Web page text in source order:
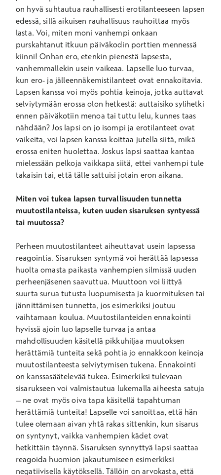
on hyvä suhtautua rauhallisesti erotilanteeseen lapsen
edessä, sillä aikuisen rauhallisuus rauhoittaa myös
lasta. Voi, miten moni vanhempi onkaan
purskahtanut itkuun päiväkodin porttien mennessä
kiinni! Onhan ero, etenkin pienestä lapsesta,
vanhemmallekin usein vaikeaa. Lapselle luo turvaa,
kun ero- ja jälleennäkemistilanteet ovat ennakoitavia.
Lapsen kanssa voi myös pohtia keinoja, jotka auttavat
selviytymään erossa olon hetkestä: auttaisiko sylihetki
ennen päiväkotiin menoa tai tuttu lelu, kunnes taas
nähdään? Jos lapsi on jo isompi ja erotilanteet ovat
vaikeita, voi lapsen kanssa koittaa jutella siitä, mikä
erossa eniten huolettaa. Joskus lapsi saattaa kantaa
mielessään pelkoja vaikkapa siitä, ettei vanhempi tule
takaisin tai, että tälle sattuisi jotain eron aikana.
Miten voi tukea lapsen turvallisuuden tunnetta
muutostilanteissa, kuten uuden sisaruksen syntyessä
tai muutossa?
Perheen muutostilanteet aiheuttavat usein lapsessa
reagointia. Sisaruksen syntymä voi herättää lapsessa
huolta omasta paikasta vanhempien silmissä uuden
perheenjäsenen saavuttua. Muuttoon voi liittyä
suurta surua tutusta luopumisesta ja kuormituksen tai
jännittämisen tunnetta, jos esimerkiksi joutuu
vaihtamaan koulua. Muutostilanteiden ennakointi
hyvissä ajoin luo lapselle turvaa ja antaa
mahdollisuuden käsitellä pikkuhiljaa muutoksen
herättämiä tunteita sekä pohtia jo ennakkoon keinoja
muutostilanteesta selviytymisen tukena. Ennakointi
on kanssasäätelevää tukea. Esimerkiksi tulevaan
sisarukseen voi valmistautua lukemalla aiheesta satuja
– ne ovat myös oiva tapa käsitellä tapahtuman
herättämiä tunteita! Lapselle voi sanoittaa, että hän
tulee olemaan aivan yhtä rakas sittenkin, kun sisarus
on syntynyt, vaikka vanhempien kädet ovat
hetkittäin täynnä. Sisaruksen synnyttyä lapsi saattaa
reagoida huomion jakautumiseen esimerkiksi
negatiivisella käytöksellä. Tällöin on arvokasta, että